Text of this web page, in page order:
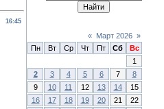
16:45
« Март 2026 »
Пн
Вт Ср Чт Пт Сб
Вс
1
2
3 4 5 6 7
8
9
10 11 12 13 14
15
16
17 18 19 20 21
22